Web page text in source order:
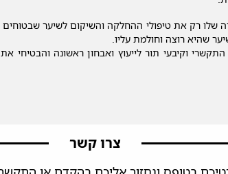
שלו רק את טיפולי ההחלקה והשיקום לשיער שבטוחים
שהיא רוצה וחולמת עליו.
וקיבעי תור לייעוץ ואבחון ראשונה והבטיחי
צרו קשר